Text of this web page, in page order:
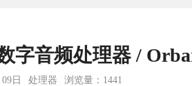
字音频处理器 /
日 处理器 浏览量： 1441